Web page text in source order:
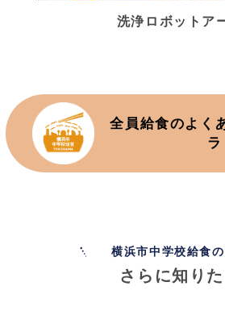
洗浄ロボットア
全員給食のよく
ラ
横浜市中学校給食の
さらに知り